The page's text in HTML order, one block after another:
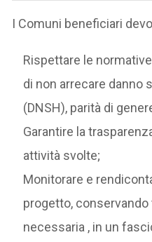
I Comuni beneficiari
Rispettare le
di non arrecare danno
(DNSH), parità di
Garantire la
attività svolte;
Monitorare e
progetto,
necessaria , in un